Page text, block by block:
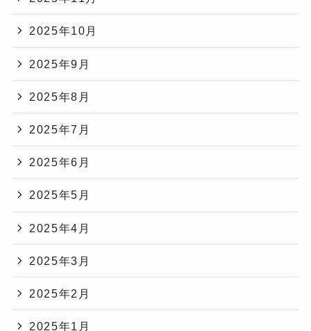
2025年10月
2025年9月
2025年8月
2025年7月
2025年6月
2025年5月
2025年4月
2025年3月
2025年2月
2025年1月